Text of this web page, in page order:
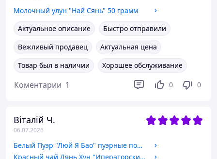
Молочный улун "Най Сянь" 50 грамм
Актуальное описание
Быстро отправили
Вежливый продавец
Актуальная цена
Товар был в наличии
Хорошее обслуживание
Коментарии 1 0 0
Віталій Ч.
06.07.2026
Белый Пуэр "Люй Я Бао" пуэрные почки 50 грамм
Красный чай Дянь Хун "Иператорский" 50 грамм